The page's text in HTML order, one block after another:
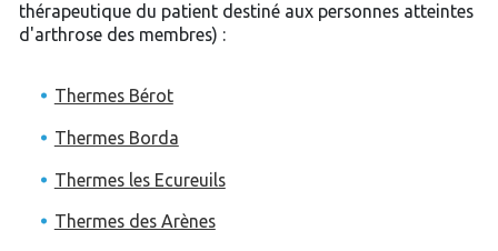
thérapeutique du patient destiné aux personnes atteintes
d'arthrose des membres) :
Thermes Bérot
Thermes Borda
Thermes les Ecureuils
Thermes des Arènes